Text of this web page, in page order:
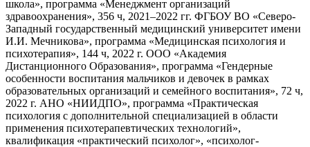
школа», программа «Менеджмент организаций
здравоохранения», 356 ч, 2021–2022 гг. ФГБОУ ВО «Северо-
Западный государственный медицинский университет имени
И.И. Мечникова», программа «Медицинская психология и
психотерапия», 144 ч, 2022 г. ООО «Академия
Дистанционного Образования», программа «Гендерные
особенности воспитания мальчиков и девочек в рамках
образовательных организаций и семейного воспитания», 72 ч,
2022 г. АНО «НИИДПО», программа «Практическая
психология с дополнительной специализацией в области
применения психотерапевтических технологий»,
квалификация «практический психолог», «психолог-